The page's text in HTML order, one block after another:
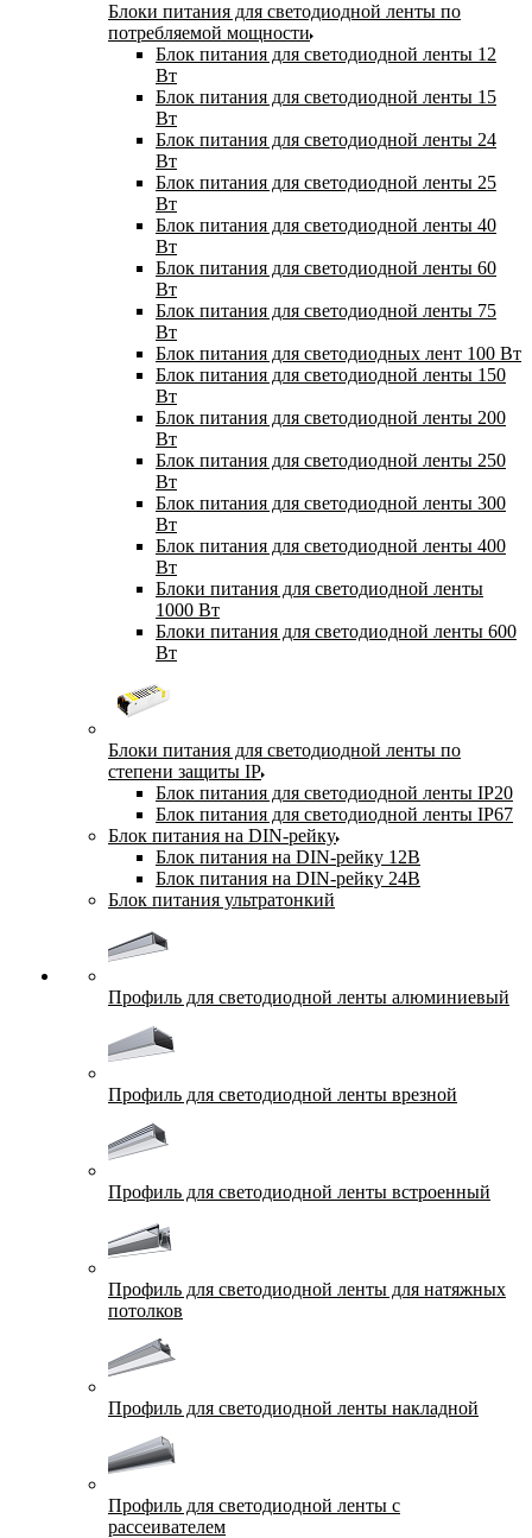
Блоки питания для светодиодной ленты по
потребляемой мощности
Блок питания для светодиодной ленты 12
Вт
Блок питания для светодиодной ленты 15
Вт
Блок питания для светодиодной ленты 24
Вт
Блок питания для светодиодной ленты 25
Вт
Блок питания для светодиодной ленты 40
Вт
Блок питания для светодиодной ленты 60
Вт
Блок питания для светодиодной ленты 75
Вт
Блок питания для светодиодных лент 100 Вт
Блок питания для светодиодной ленты 150
Вт
Блок питания для светодиодной ленты 200
Вт
Блок питания для светодиодной ленты 250
Вт
Блок питания для светодиодной ленты 300
Вт
Блок питания для светодиодной ленты 400
Вт
Блоки питания для светодиодной ленты
1000 Вт
Блоки питания для светодиодной ленты 600
Вт
Блоки питания для светодиодной ленты по
степени защиты IP
Блок питания для светодиодной ленты IP20
Блок питания для светодиодной ленты IP67
Блок питания на DIN-рейку
Блок питания на DIN-рейку 12В
Блок питания на DIN-рейку 24В
Блок питания ультратонкий
Профиль для светодиодной ленты алюминиевый
Профиль для светодиодной ленты врезной
Профиль для светодиодной ленты встроенный
Профиль для светодиодной ленты для натяжных
потолков
Профиль для светодиодной ленты накладной
Профиль для светодиодной ленты с
рассеивателем